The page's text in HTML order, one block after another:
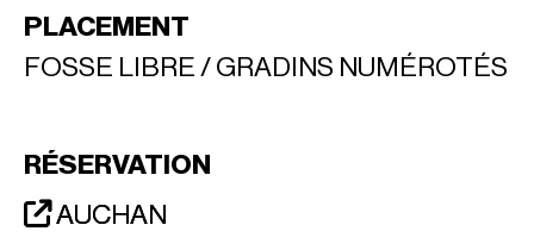
PLACEMENT
FOSSE LIBRE / GRADINS NUMÉROTÉS
RÉSERVATION
AUCHAN